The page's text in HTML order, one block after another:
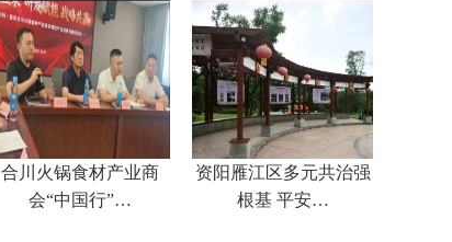
合川火锅食材产业商
会“中国行”…
资阳雁江区多元共治强
根基 平安…